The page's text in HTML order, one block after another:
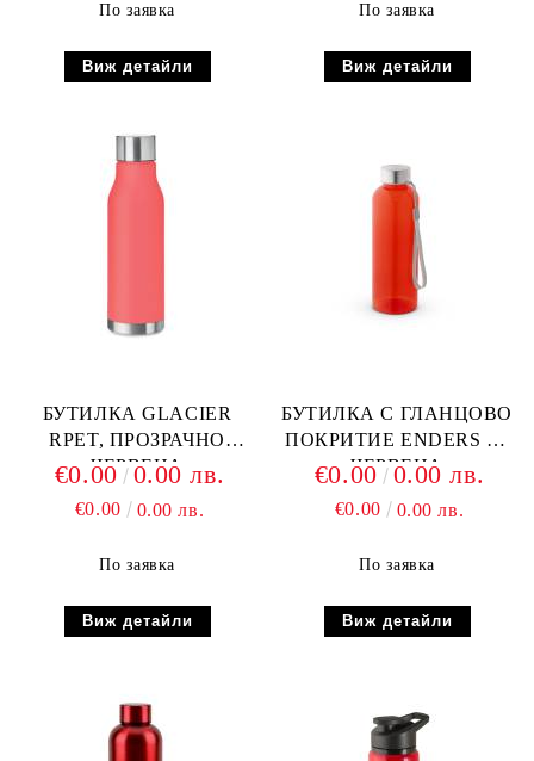
По заявка
Виж детайли
По заявка
Виж детайли
БУТИЛКА GLACIER
RPET, ПРОЗРАЧНО
ЧЕРВЕНА
€0.00 0.00 лв.
€0.00 0.00 лв.
По заявка
Виж детайли
БУТИЛКА С ГЛАНЦОВО
ПОКРИТИЕ ENDERS M,
ЧЕРВЕНА
€0.00 0.00 лв.
€0.00 0.00 лв.
По заявка
Виж детайли